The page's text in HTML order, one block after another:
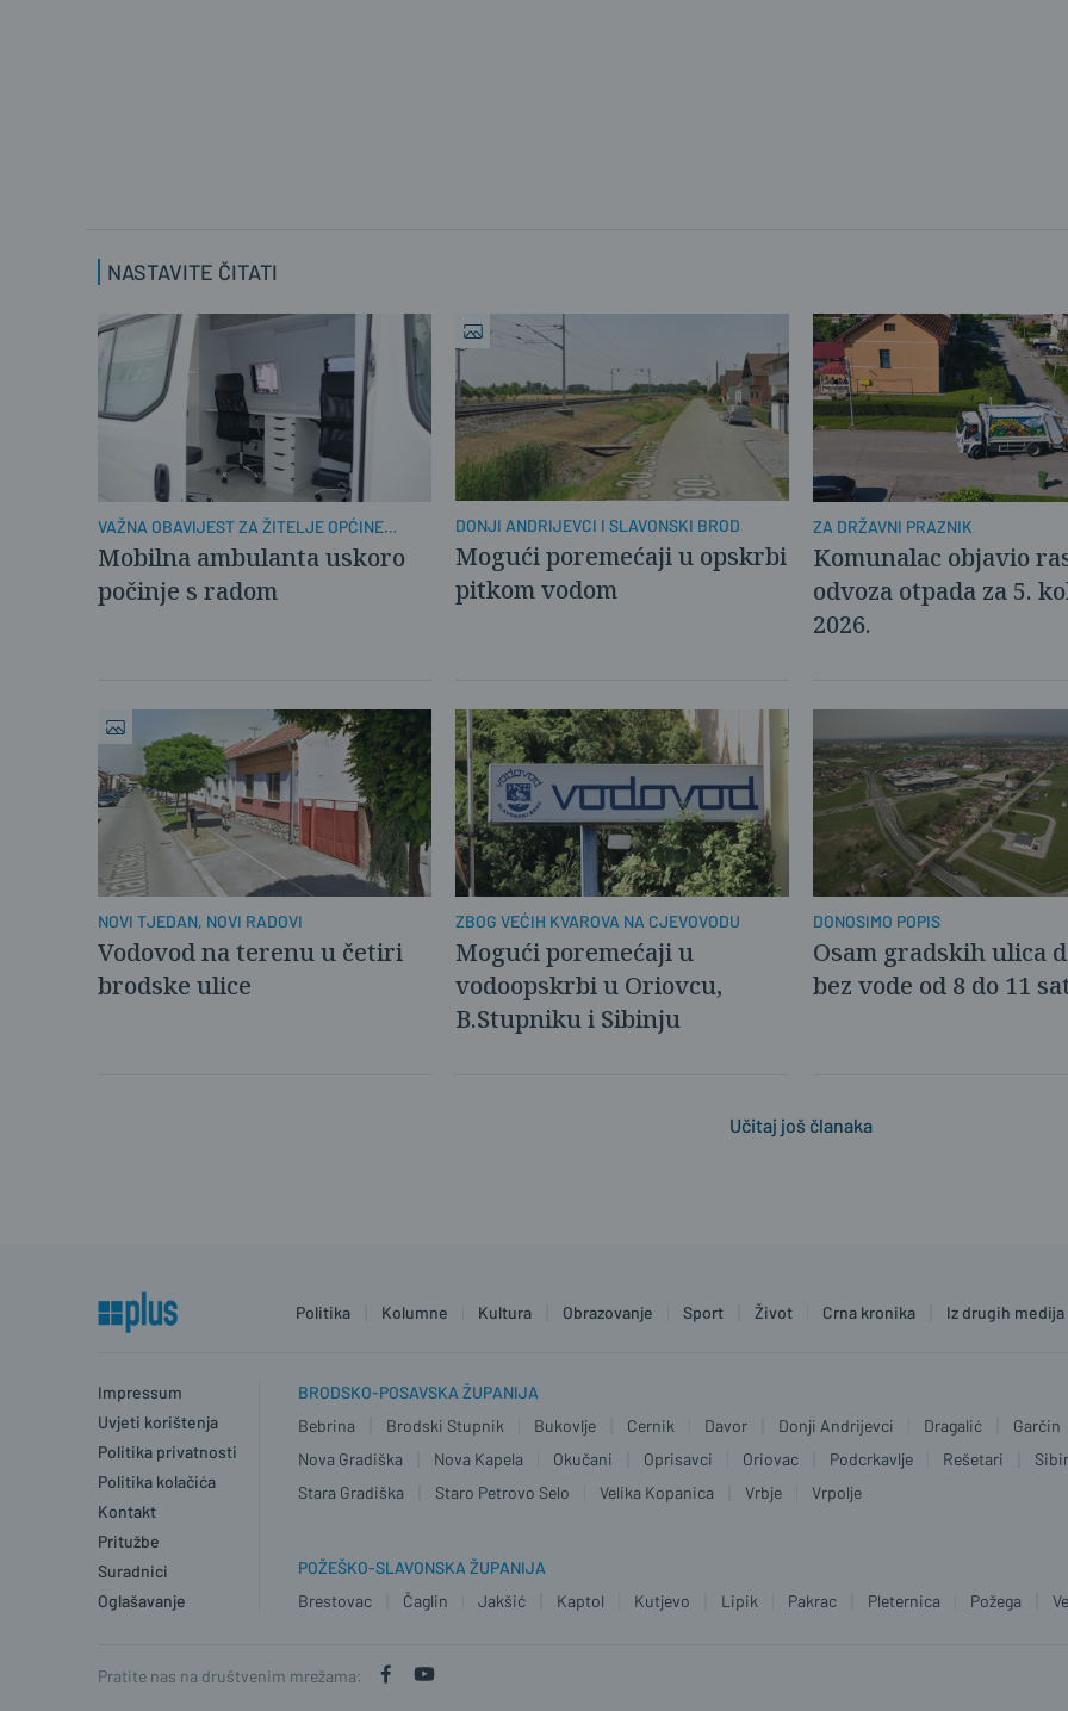
NASTAVITE ČITATI
VAŽNA OBAVIJEST ZA ŽITELJE OPĆINE
KLAKAR
Mobilna ambulanta uskoro
počinje s radom
DONJI ANDRIJEVCI I SLAVONSKI BROD
Mogući poremećaji u opskrbi
pitkom vodom
ZA DRŽAVNI PRAZNIK
Komunalac objavio
odvoza otpada za 5.
2026.
NOVI TJEDAN, NOVI RADOVI
Vodovod na terenu u četiri
brodske ulice
ZBOG VEĆIH KVAROVA NA CJEVOVODU
Mogući poremećaji u
vodoopskrbi u Oriovcu,
B.Stupniku i Sibinju
DONOSIMO POPIS
Osam gradskih ulica
bez vode od 8 do 11
Učitaj još članaka
Politika Kolumne Kultura Obrazovanje Sport Život Crna kronika Iz drugih medija
Impressum
Uvjeti korištenja
Politika privatnosti
Politika kolačića
Kontakt
Pritužbe
Suradnici
Oglašavanje
BRODSKO-POSAVSKA ŽUPANIJA
Bebrina
Brodski Stupnik Bukovlje Cernik Davor Donji Andrijevci Dragalić Garčin
Nova Gradiška
Nova Kapela Okučani Oprisavci Oriovac Podcrkavlje Rešetari
Stara Gradiška
Staro Petrovo Selo Velika Kopanica Vrbje Vrpolje
POŽEŠKO-SLAVONSKA ŽUPANIJA
Brestovac
Čaglin Jakšić Kaptol Kutjevo Lipik Pakrac Pleternica Požega
Pratite nas na društvenim mrežama: